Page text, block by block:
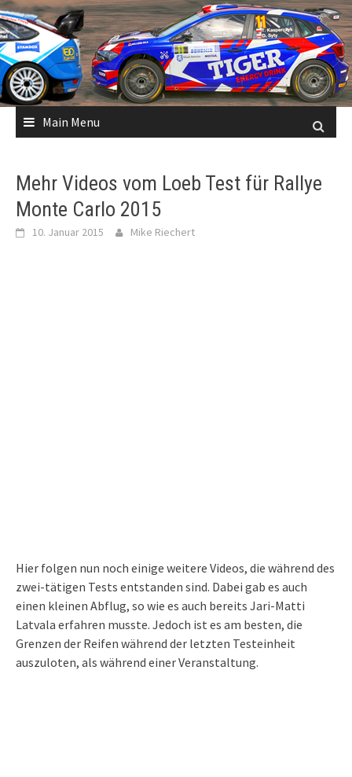
Skip
to
content
Main Menu
Mehr Videos vom Loeb Test für Rallye
Monte Carlo 2015
10. Januar 2015 Mike Riechert
Hier folgen nun noch einige weitere Videos, die während des
zwei-tätigen Tests entstanden sind. Dabei gab es auch
einen kleinen Abflug, so wie es auch bereits Jari-Matti
Latvala erfahren musste. Jedoch ist es am besten, die
Grenzen der Reifen während der letzten Testeinheit
auszuloten, als während einer Veranstaltung.